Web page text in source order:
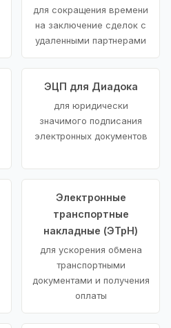
для сокращения времени
на заключение сделок с
удаленными партнерами
ЭЦП для Диадока
для юридически
значимого подписания
электронных документов
Электронные
транспортные
накладные (ЭТрН)
для ускорения обмена
транспортными
документами и получения
оплаты